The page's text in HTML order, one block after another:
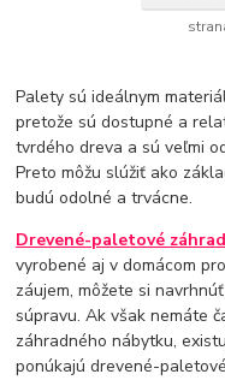
Palety sú ideálnym
pretože sú dostupné a
tvrdého dreva a sú veľmi
Preto môžu slúžiť ako
budú odolné a trvácne.
Drevené-paletové
vyrobené aj v domácom
záujem, môžete si
súpravu. Ak však nemáte
záhradného nábytku,
ponúkajú drevené-